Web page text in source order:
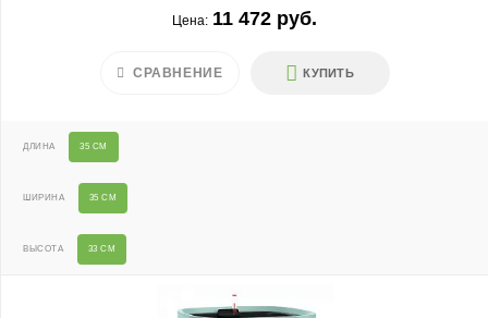
Цена: 11 472 руб.
КУПИТЬ
СРАВНЕНИЕ
ДЛИНА 35 СМ
ШИРИНА 35 СМ
ВЫСОТА 33 СМ